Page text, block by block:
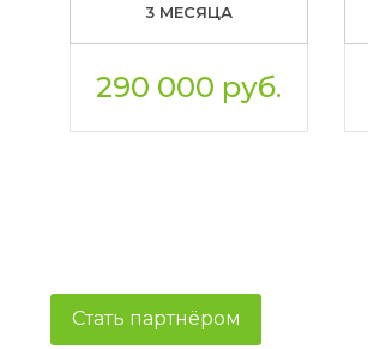
3 МЕСЯЦА
290 000 руб.
Стать партнёром